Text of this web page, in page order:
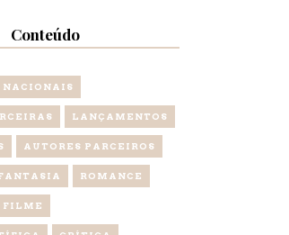
Conteúdo
NACIONAIS
LANÇAMENTOS
AUTORES PARCEIROS
ROMANCE
FILME